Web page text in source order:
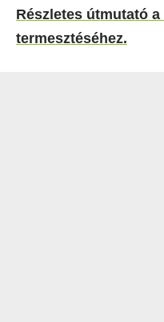
Részletes útmutató
termesztéséhez.